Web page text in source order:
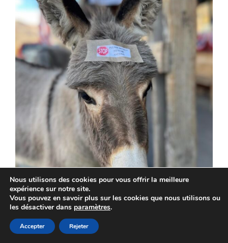
Nous utilisons des cookies pour vous offrir la meilleure
expérience sur notre site.
Vous pouvez en savoir plus sur les cookies que nous utilisons ou
les désactiver dans paramètres.
Accepter Rejeter